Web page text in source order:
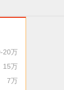
20万
15万
7万